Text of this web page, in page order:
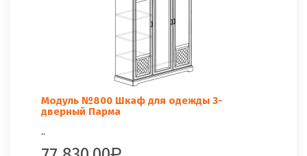
Модуль №800 Шкаф для одежды 3-
дверный Парма
..